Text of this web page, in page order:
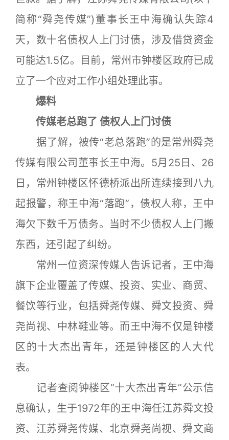
简称“舜尧传媒”)董事长王中海确认失踪4
天，数十名债权人上门讨债，涉及借贷资金
可能达1.5亿。目前，常州市钟楼区政府已成
立了一个应对工作小组处理此事。
爆料
传媒老总跑了 债权人上门讨债
据了解，被传“老总落跑”的是常州舜尧
传媒有限公司董事长王中海。5月25日、26
日，常州钟楼区怀德桥派出所连续接到八九
起报警，称王中海“落跑”，债权人称，王中
海欠下数千万债务。当时不少债权人上门搬
东西，还引起了纠纷。
常州一位资深传媒人告诉记者，王中海
旗下企业覆盖了传媒、投资、实业、商贸、
餐饮等行业，包括舜尧传媒、舜文投资、舜
尧尚视、中林鞋业等。而王中海不仅是钟楼
区的十大杰出青年，还是钟楼区的人大代
表。
记者查阅钟楼区“十大杰出青年”公示信
息确认，生于1972年的王中海任江苏舜文投
资、江苏舜尧传媒、北京舜尧尚视、舜文商